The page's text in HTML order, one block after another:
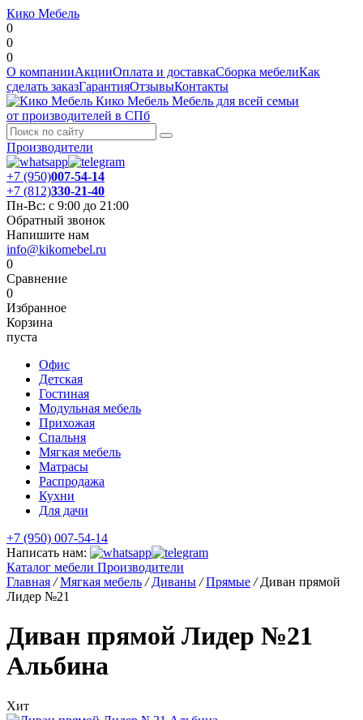
Кико Мебель
0
0
0
О компанииАкцииОплата и доставкаСборка мебелиКак
сделать заказГарантияОтзывыКонтакты
Кико Мебель Мебель для всей семьи
от производителей в СПб
Производители
+7 (950)007-54-14
+7 (812)330-21-40
Пн-Вс: с 9:00 до 21:00
Обратный звонок
Напишите нам
info@kikomebel.ru
0
Сравнение
0
Избранное
Корзина
пуста
Офис
Детская
Гостиная
Модульная мебель
Прихожая
Спальня
Мягкая мебель
Матрасы
Распродажа
Кухни
Для дачи
+7 (950) 007-54-14
Написать нам:
Каталог мебели Производители
Главная / Мягкая мебель / Диваны / Прямые / Диван прямой
Лидер №21
Диван прямой Лидер №21
Альбина
Хит